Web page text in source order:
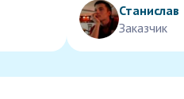
Станислав
Заказчик